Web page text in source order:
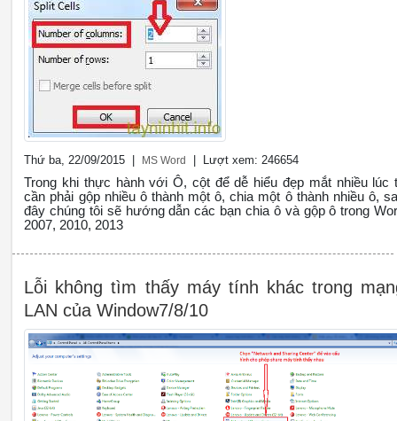
Thứ ba, 22/09/2015 | MS Word | Lượt xem: 246654
Trong khi thực hành với Ô, cột để dễ hiểu đẹp mắt nhiều lúc
cần phải gộp nhiều ô thành một ô, chia một ô thành nhiều ô,
đây chúng tôi sẽ hướng dẫn các bạn chia ô và gộp ô trong
2007, 2010, 2013
Lỗi không tìm thấy máy tính khác trong
LAN của Window7/8/10